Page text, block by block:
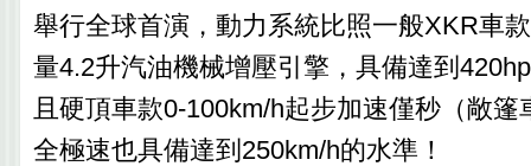
舉行全球首演，動力系統比照一般XKR車
量4.2升汽油機械增壓引擎，具備達到
且硬頂車款0-100km/h起步加速僅秒（敞篷
全極速也具備達到250km/h的水準！